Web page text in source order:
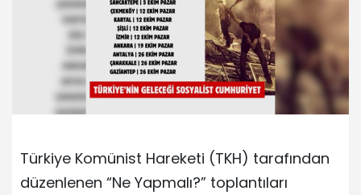
Türkiye Komünist Hareketi (TKH) tarafından
düzenlenen “Ne Yapmalı?” toplantıları